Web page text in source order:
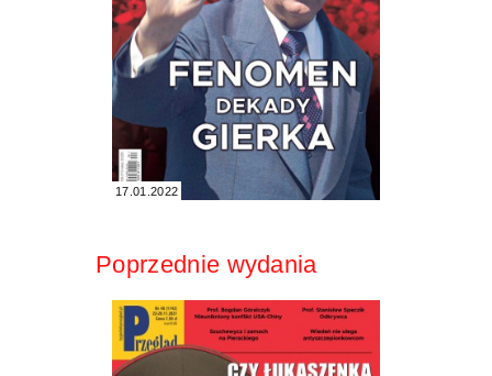
17.01.2022
Poprzednie wydania